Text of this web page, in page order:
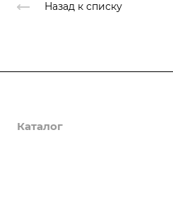
Назад к списку
Каталог